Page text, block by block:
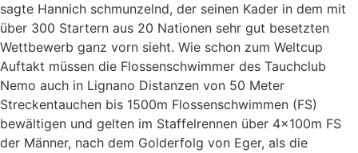
sagte Hannich schmunzelnd, der seinen Kader in dem mit
über 300 Startern aus 20 Nationen sehr gut besetzten
Wettbewerb ganz vorn sieht. Wie schon zum Weltcup
Auftakt müssen die Flossenschwimmer des Tauchclub
Nemo auch in Lignano Distanzen von 50 Meter
Streckentauchen bis 1500m Flossenschwimmen (FS)
bewältigen und gelten im Staffelrennen über 4x100m FS
der Männer, nach dem Golderfolg von Eger, als die